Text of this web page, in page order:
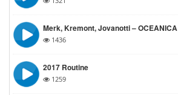
Merk, Kremont, Jovanotti – OCEANICA
1436
2017 Routine
1259